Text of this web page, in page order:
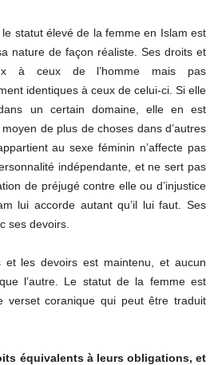
statut élevé de la femme en Islam est
nature de façon réaliste. Ses droits et
à ceux de l’homme mais pas
identiques à ceux de celui-ci. Si elle
un certain domaine, elle en est
de plus de choses dans d’autres
au sexe féminin n’affecte pas
indépendante, et ne sert pas
de préjugé contre elle ou d’injustice
lui accorde autant qu’il lui faut. Ses
ses devoirs.
et les devoirs est maintenu, et aucun
l’autre. Le statut de la femme est
verset coranique qui peut être traduit
équivalents à leurs obligations, et